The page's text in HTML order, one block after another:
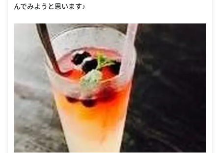
んでみようと思います♪